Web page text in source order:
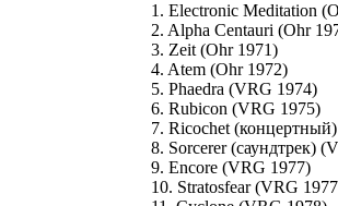
1. Electronic Meditation
2. Alpha Centauri (Ohr
3. Zeit (Ohr 1971)
4. Atem (Ohr 1972)
5. Phaedra (VRG 1974)
6. Rubicon (VRG 1975)
7. Ricochet
8. Sorcerer (саундтрек)
9. Encore (VRG 1977)
10. Stratosfear (VRG